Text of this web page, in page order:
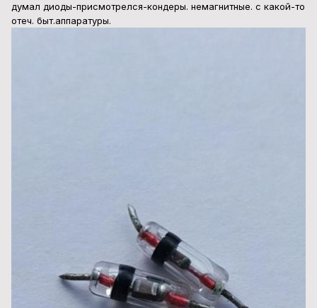
думал диоды-присмотрелся-кондеры. немагнитные. с какой-то
отеч. быт.аппаратуры.